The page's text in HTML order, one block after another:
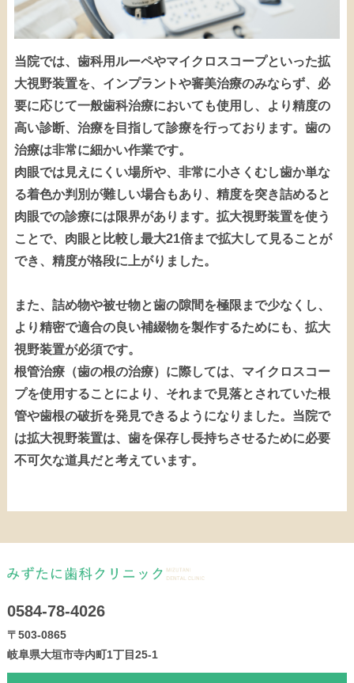
当院では、歯科用ルーペやマイクロスコープといった拡
大視野装置を、インプラントや審美治療のみならず、必
要に応じて一般歯科治療においても使用し、より精度の
高い診断、治療を目指して診療を行っております。歯の
治療は非常に細かい作業です。
肉眼では見えにくい場所や、非常に小さくむし歯か単な
る着色か判別が難しい場合もあり、精度を突き詰めると
肉眼での診療には限界があります。拡大視野装置を使う
ことで、肉眼と比較し最大21倍まで拡大して見ることが
でき、精度が格段に上がりました。
また、詰め物や被せ物と歯の隙間を極限まで少なくし、
より精密で適合の良い補綴物を製作するためにも、拡大
視野装置が必須です。
根管治療（歯の根の治療）に際しては、マイクロスコー
プを使用することにより、それまで見落とされていた根
管や歯根の破折を発見できるようになりました。当院で
は拡大視野装置は、歯を保存し長持ちさせるために必要
不可欠な道具だと考えています。
0584-78-4026
〒503-0865
岐阜県大垣市寺内町1丁目25-1